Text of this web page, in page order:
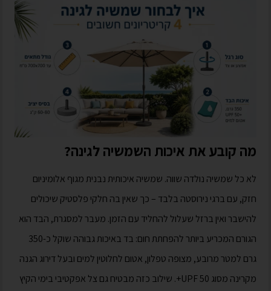
מה קובע את איכות השמשיה לגינה?
לא כל שמשיה נולדה שווה. שמשיה איכותית נבנית מגוף אלומיניום
חזק, עם ברגי נירוסטה בלבד – כך שאין בה חלקי פלסטיק שיכולים
להישבר ואין ברזל שעלול להחליד עם הזמן. מעבר למסגרת, הבד הוא
הגורם המכריע ביותר להפחתת חום: בד באיכות גבוהה שוקל כ-350
גרם למטר מרובע, מצופה טפלון, אטום לחלוטין למים ובעל דירוג הגנה
מקרינה מסוג UPF 50+. שילוב כזה מבטיח גם צל אפקטיבי בימי הקיץ